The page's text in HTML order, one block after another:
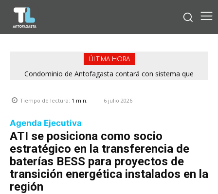
ÚLTIMA HORA
Condominio de Antofagasta contará con sistema que
Tiempo de lectura: 1 min. 6 julio 2026
Agenda Ejecutiva
ATI se posiciona como socio
estratégico en la transferencia de
baterías BESS para proyectos de
transición energética instalados en la
región